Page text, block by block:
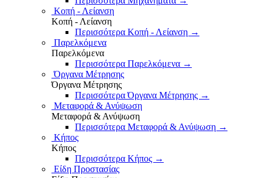
Κοπή - Λείανση
Κοπή - Λείανση
Περισσότερα Κοπή - Λείανση →
Παρελκόμενα
Παρελκόμενα
Περισσότερα Παρελκόμενα →
Όργανα Μέτρησης
Όργανα Μέτρησης
Περισσότερα Όργανα Μέτρησης →
Μεταφορά & Ανύψωση
Μεταφορά & Ανύψωση
Περισσότερα Μεταφορά & Ανύψωση →
Κήπος
Κήπος
Περισσότερα Κήπος →
Είδη Προστασίας